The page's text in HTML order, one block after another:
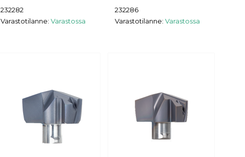
232282
Varastotilanne: Varastossa
232286
Varastotilanne: Varastossa